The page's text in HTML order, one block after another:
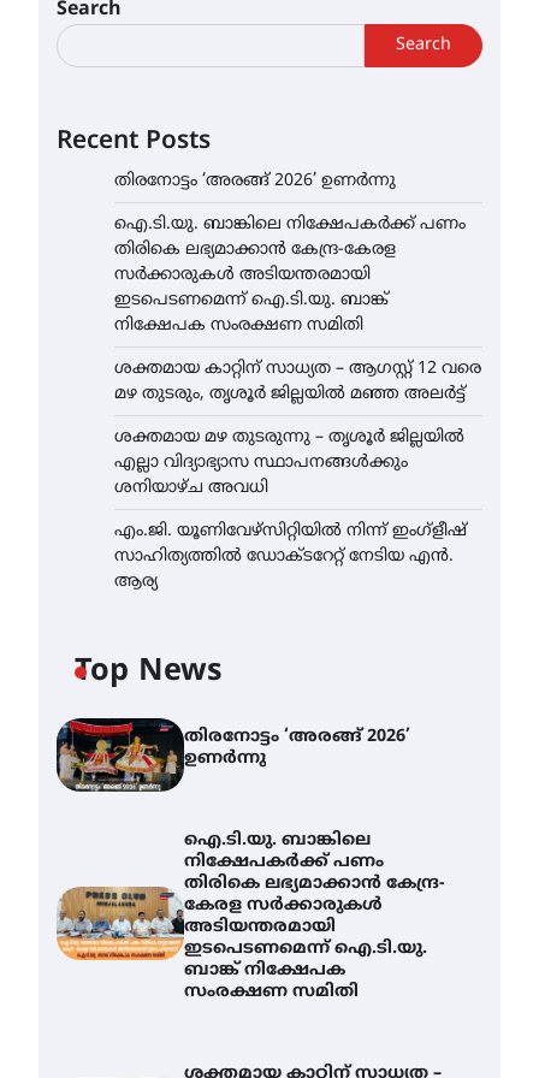
Search
Search
Recent Posts
തിരനോട്ടം ‘അരങ്ങ് 2026’ ഉണർന്നു
ഐ.ടി.യു. ബാങ്കിലെ നിക്ഷേപകർക്ക് പണം
തിരികെ ലഭ്യമാക്കാൻ കേന്ദ്ര-കേരള
സർക്കാരുകൾ അടിയന്തരമായി
ഇടപെടണമെന്ന് ഐ.ടി.യു. ബാങ്ക്
നിക്ഷേപക സംരക്ഷണ സമിതി
ശക്തമായ കാറ്റിന് സാധ്യത – ആഗസ്റ്റ് 12 വരെ
മഴ തുടരും, തൃശൂർ ജില്ലയിൽ മഞ്ഞ അലർട്ട്
ശക്തമായ മഴ തുടരുന്നു – തൃശൂർ ജില്ലയിൽ
എല്ലാ വിദ്യാഭ്യാസ സ്ഥാപനങ്ങൾക്കും
ശനിയാഴ്ച അവധി
എം.ജി. യൂണിവേഴ്‌സിറ്റിയിൽ നിന്ന് ഇംഗ്ളീഷ്
സാഹിത്യത്തിൽ ഡോക്ടറേറ്റ് നേടിയ എൻ.
ആര്യ
Top News
തിരനോട്ടം ‘അരങ്ങ് 2026’
ഉണർന്നു
ഐ.ടി.യു. ബാങ്കിലെ
നിക്ഷേപകർക്ക് പണം
തിരികെ ലഭ്യമാക്കാൻ കേന്ദ്ര-
കേരള സർക്കാരുകൾ
അടിയന്തരമായി
ഇടപെടണമെന്ന് ഐ.ടി.യു.
ബാങ്ക് നിക്ഷേപക
സംരക്ഷണ സമിതി